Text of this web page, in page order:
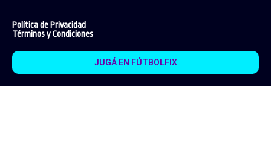
Política de Privacidad
Términos y Condiciones
JUGÁ EN FÚTBOLFIX